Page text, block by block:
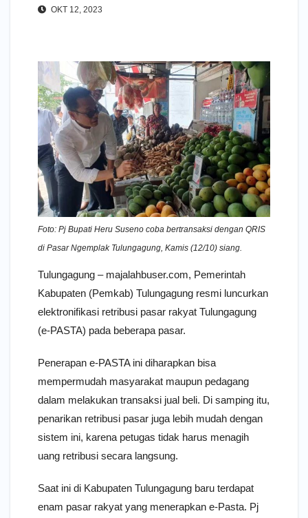
OKT 12, 2023
Foto: Pj Bupati Heru Suseno coba bertransaksi dengan QRIS
di Pasar Ngemplak Tulungagung, Kamis (12/10) siang.
Tulungagung – majalahbuser.com, Pemerintah
Kabupaten (Pemkab) Tulungagung resmi luncurkan
elektronifikasi retribusi pasar rakyat Tulungagung
(e-PASTA) pada beberapa pasar.
Penerapan e-PASTA ini diharapkan bisa
mempermudah masyarakat maupun pedagang
dalam melakukan transaksi jual beli. Di samping itu,
penarikan retribusi pasar juga lebih mudah dengan
sistem ini, karena petugas tidak harus menagih
uang retribusi secara langsung.
Saat ini di Kabupaten Tulungagung baru terdapat
enam pasar rakyat yang menerapkan e-Pasta. Pj